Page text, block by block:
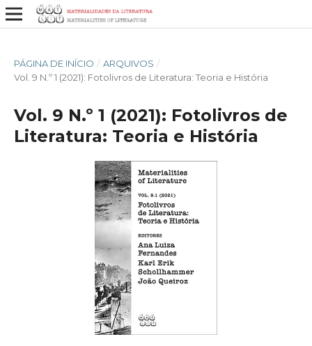
PÁGINA DE INÍCIO / ARQUIVOS /
Vol. 9 N.º 1 (2021): Fotolivros de Literatura: Teoria e História
Vol. 9 N.º 1 (2021): Fotolivros de
Literatura: Teoria e História